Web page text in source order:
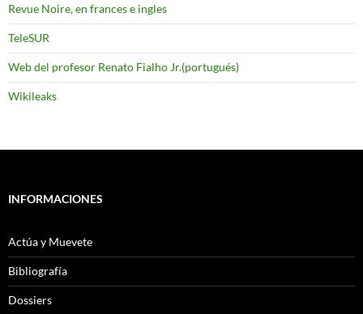
Revue Noire, en frances e ingles
TeleSUR
Web del profesor Renato Fialho Jr.(portugués)
Wikileaks
INFORMACIONES
Actúa y Muevete
Bibliografía
Dossiers